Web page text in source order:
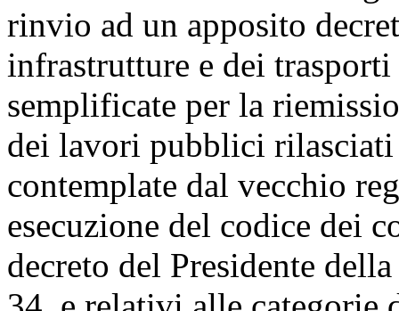
rinvio ad un apposito
infrastrutture e dei
semplificate per la
dei lavori pubblici rilasciati
contemplate dal vecchio
esecuzione del codice dei
decreto del Presidente